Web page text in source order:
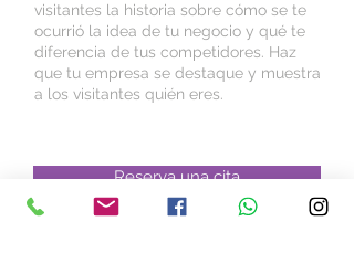
visitantes la historia sobre cómo se te
ocurrió la idea de tu negocio y qué te
diferencia de tus competidores. Haz
que tu empresa se destaque y muestra
a los visitantes quién eres.
Reserva una cita